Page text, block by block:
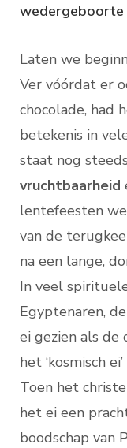
wedergeboorte
Laten we
Ver vóórdat er
chocolade, had
betekenis in
staat nog
vruchtbaarheid
lentefeesten
van de
na een lange,
In veel
Egyptenaren,
ei gezien als de
het ‘kosmisch
Toen het
het ei een
boodschap van